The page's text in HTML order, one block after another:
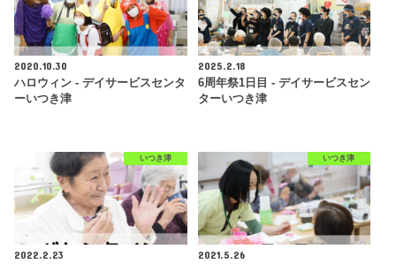
2020.10.30
ハロウィン - デイサービスセンタ
ーいつき津
2025.2.18
6周年祭1日目 - デイサービスセン
ターいつき津
いつき津
2022.2.23
いつき津
2021.5.26